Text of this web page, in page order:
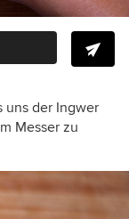
uns der Ingwer
Messer zu